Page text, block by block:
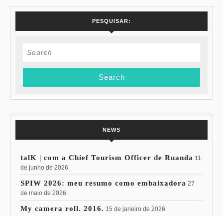
PESQUISAR:
Search
NEWS
talK | com a Chief Tourism Officer de Ruanda 11
de junho de 2026
SPIW 2026: meu resumo como embaixadora 27
de maio de 2026
My camera roll. 2016. 15 de janeiro de 2026